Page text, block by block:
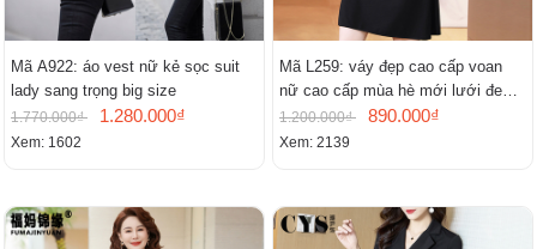
Mã A922: áo vest nữ kẻ sọc suit
lady sang trọng big size
1.770.000₫ 1.280.000₫
Xem: 1602
Mã L259: váy đẹp cao cấp voan
nữ cao cấp mùa hè mới lưới đen
cao cấp khí chất nhỏ tay ngắn
1.200.000₫ 890.000₫
Xem: 2139